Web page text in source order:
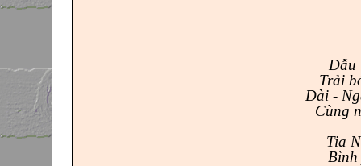
Dẫu
Trải
Dài -
Cùng
Tia
Bình